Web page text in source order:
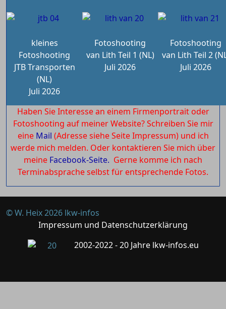
kleines
Fotoshooting
JTB Transporten
(NL)
Juli 2026
Fotoshooting
van Lith Teil 1 (NL)
Juli 2026
Fotoshooting
van Lith Teil 2
Juli 2026
Haben Sie Interesse an einem Firmenportrait oder
Fotoshooting auf meiner Website? Schreiben Sie mir
eine Mail (Adresse siehe Seite Impressum) und ich
werde mich melden. Oder kontaktieren Sie mich über
meine Facebook-Seite. Gerne komme ich nach
Terminabsprache selbst für entsprechende Fotos.
© W. Heix 2026 lkw-infos
Impressum und Datenschutzerklärung
2002-2022 - 20 Jahre lkw-infos.eu